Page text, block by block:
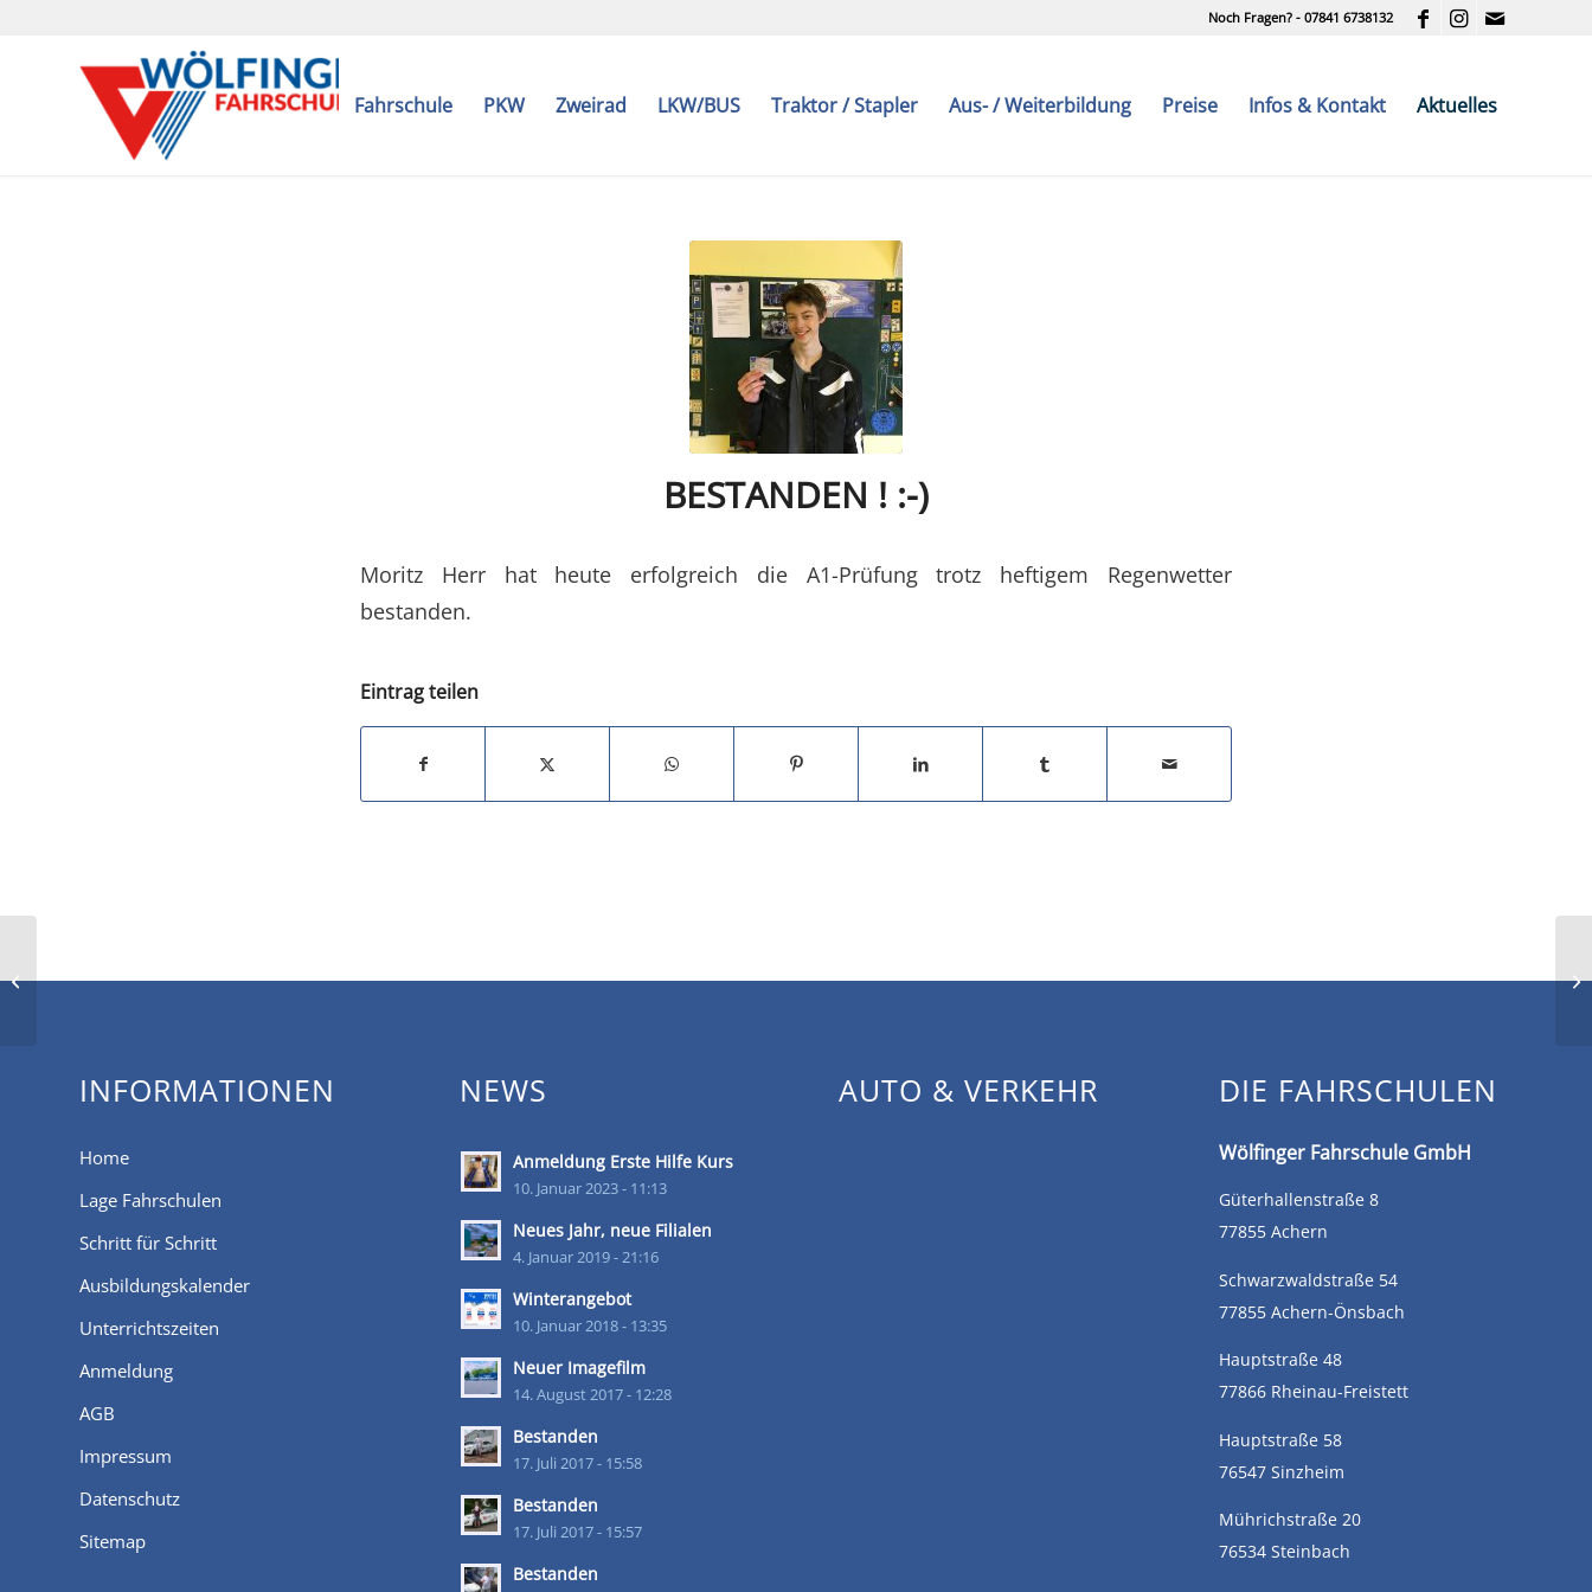
Noch Fragen? - 07841 6738132
Fahrschule PKW Zweirad LKW/BUS Traktor / Stapler Aus- / Weiterbildung Preise Infos & Kontakt Aktuelles
BESTANDEN ! :-)
Moritz Herr hat heute erfolgreich die A1-Prüfung trotz heftigem Regenwetter
bestanden.
Eintrag teilen
INFORMATIONEN
Home
Lage Fahrschulen
Schritt für Schritt
Ausbildungskalender
Unterrichtszeiten
Anmeldung
AGB
Impressum
Datenschutz
Sitemap
NEWS
Anmeldung Erste Hilfe Kurs
10. Januar 2023 - 11:13
Neues Jahr, neue Filialen
4. Januar 2019 - 21:16
Winterangebot
10. Januar 2018 - 13:35
Neuer Imagefilm
14. August 2017 - 12:28
Bestanden
17. Juli 2017 - 15:58
Bestanden
17. Juli 2017 - 15:57
Bestanden
AUTO & VERKEHR DIE FAHRSCHULEN
Wölfinger Fahrschule GmbH
Güterhallenstraße 8
77855 Achern
Schwarzwaldstraße 54
77855 Achern-Önsbach
Hauptstraße 48
77866 Rheinau-Freistett
Hauptstraße 58
76547 Sinzheim
Mührichstraße 20
76534 Steinbach